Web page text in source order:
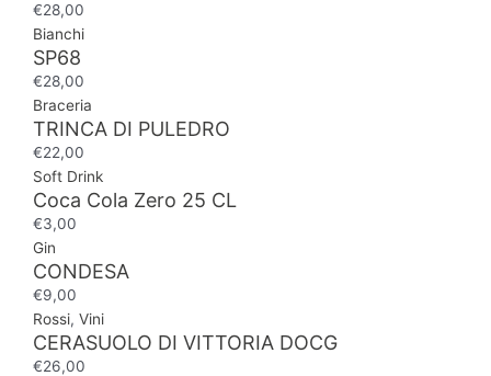
€28,00
Bianchi
SP68
€28,00
Braceria
TRINCA DI PULEDRO
€22,00
Soft Drink
Coca Cola Zero 25 CL
€3,00
Gin
CONDESA
€9,00
Rossi, Vini
CERASUOLO DI VITTORIA DOCG
€26,00